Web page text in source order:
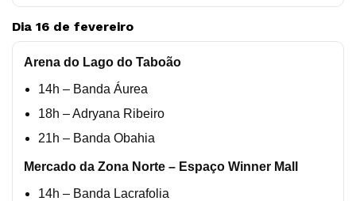
Dia 16 de fevereiro
Arena do Lago do Taboão
14h – Banda Áurea
18h – Adryana Ribeiro
21h – Banda Obahia
Mercado da Zona Norte – Espaço Winner Mall
14h – Banda Lacrafolia